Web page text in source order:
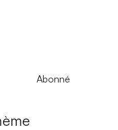
Abonné